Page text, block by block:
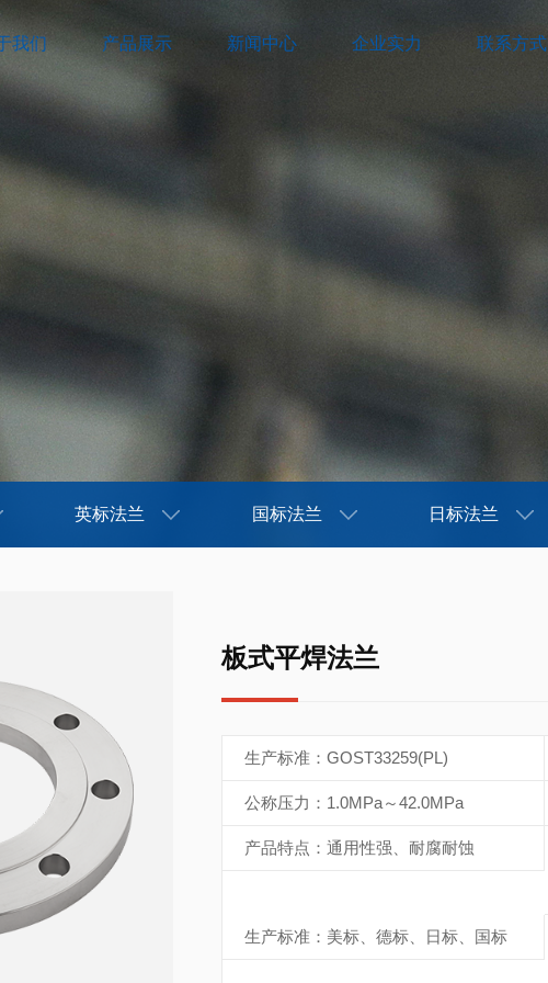
我们 产品展示 新闻中心 企业实力 联系方式
英标法兰 国标法兰 日标法兰
板式平焊法兰
生产标准：GOST33259(PL)
公称压力：1.0MPa～42.0MPa
产品特点：通用性强、耐腐耐蚀
生产标准：美标、德标、日标、国标